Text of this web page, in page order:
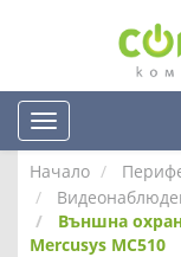
Начало
Външна
Mercusys MC510